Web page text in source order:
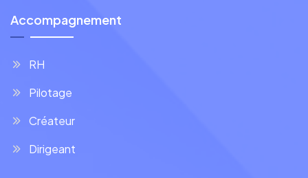
Accompagnement
RH
Pilotage
Créateur
Dirigeant